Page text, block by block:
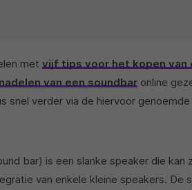
met vijf tips voor het kopen van
van een soundbar online
snel verder via de hiervoor genoemde
bar) is een slanke speaker die kan
van enkele kleine speakers. De